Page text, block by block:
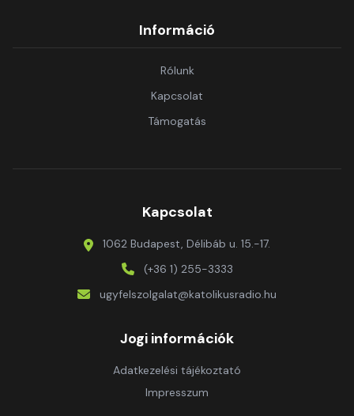
Információ
Rólunk
Kapcsolat
Támogatás
Kapcsolat
1062 Budapest, Délibáb u. 15.-17.
(+36 1) 255-3333
ugyfelszolgalat@katolikusradio.hu
Jogi információk
Adatkezelési tájékoztató
Impresszum